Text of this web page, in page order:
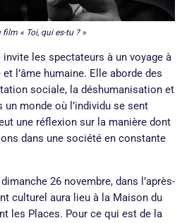
« Toi, qui es-tu ? »
invite les spectateurs à un voyage à
l’âme humaine. Elle aborde des
sociale, la déshumanisation et
un monde où l’individu se sent
une réflexion sur la manière dont
dans une société en constante
26 novembre, dans l’après-
culturel aura lieu à la Maison du
les Places. Pour ce qui est de la